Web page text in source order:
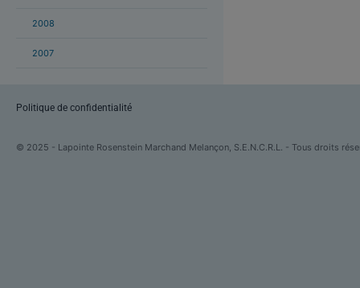
2008
2007
Politique de confidentialité
© 2025 - Lapointe Rosenstein Marchand Melançon, S.E.N.C.R.L. - Tous droits